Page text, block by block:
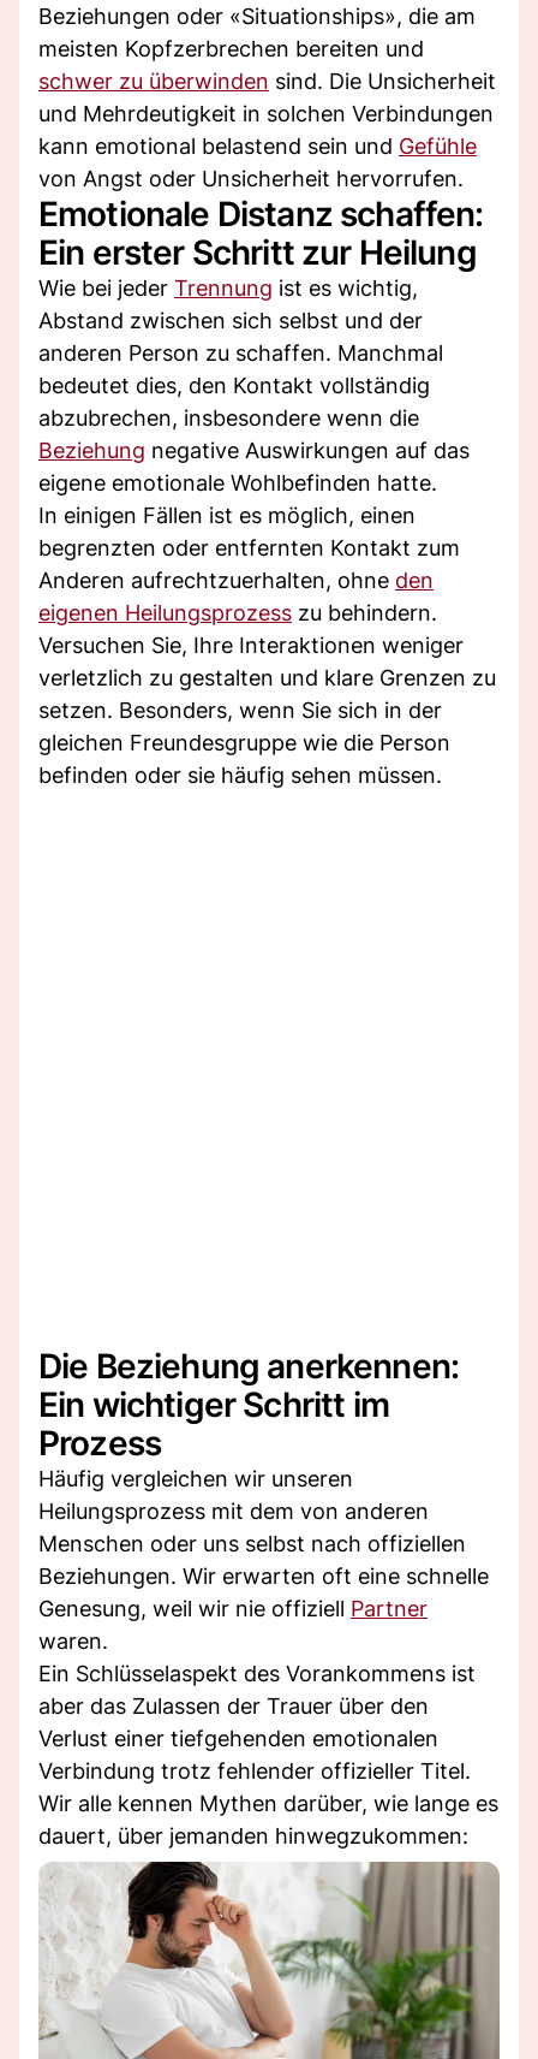
Beziehungen oder «Situationships», die am
meisten Kopfzerbrechen bereiten und
schwer zu überwinden sind. Die Unsicherheit
und Mehrdeutigkeit in solchen Verbindungen
kann emotional belastend sein und Gefühle
von Angst oder Unsicherheit hervorrufen.
Emotionale Distanz schaffen:
Ein erster Schritt zur Heilung
Wie bei jeder Trennung ist es wichtig,
Abstand zwischen sich selbst und der
anderen Person zu schaffen. Manchmal
bedeutet dies, den Kontakt vollständig
abzubrechen, insbesondere wenn die
Beziehung negative Auswirkungen auf das
eigene emotionale Wohlbefinden hatte.
In einigen Fällen ist es möglich, einen
begrenzten oder entfernten Kontakt zum
Anderen aufrechtzuerhalten, ohne den
eigenen Heilungsprozess zu behindern.
Versuchen Sie, Ihre Interaktionen weniger
verletzlich zu gestalten und klare Grenzen zu
setzen. Besonders, wenn Sie sich in der
gleichen Freundesgruppe wie die Person
befinden oder sie häufig sehen müssen.
Die Beziehung anerkennen:
Ein wichtiger Schritt im
Prozess
Häufig vergleichen wir unseren
Heilungsprozess mit dem von anderen
Menschen oder uns selbst nach offiziellen
Beziehungen. Wir erwarten oft eine schnelle
Genesung, weil wir nie offiziell Partner
waren.
Ein Schlüsselaspekt des Vorankommens ist
aber das Zulassen der Trauer über den
Verlust einer tiefgehenden emotionalen
Verbindung trotz fehlender offizieller Titel.
Wir alle kennen Mythen darüber, wie lange es
dauert, über jemanden hinwegzukommen: